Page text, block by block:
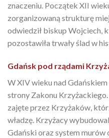
znaczeniu. Początek XII
zorganizowaną strukturę
odwiedził biskup Wojciech,
pozostawiła trwały ślad w
Gdańsk pod rządami
W XIV wieku nad
strony Zakonu
zajęte przez Krzyżaków,
władzę. Krzyżacy
Gdański oraz system